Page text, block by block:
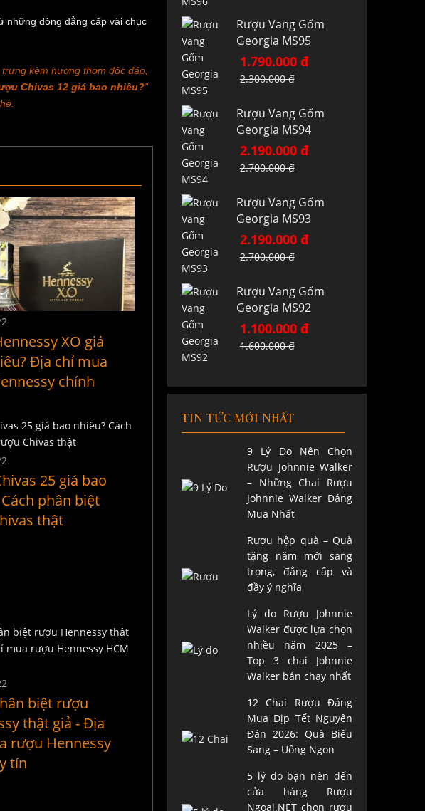
những dòng đẳng cấp vài chục
kèm hương thơm độc đáo,
Chivas 12 giá bao nhiêu?”
XO giá
Địa chỉ mua
chính
25 giá bao
phân biệt
thật
biệt rượu
thật giả - Địa
rượu Hennessy
tín
Rượu Vang Gốm
Georgia MS95
1.790.000 đ
2.300.000 đ
Rượu Vang Gốm
Georgia MS94
2.190.000 đ
2.700.000 đ
Rượu Vang Gốm
Georgia MS93
2.190.000 đ
2.700.000 đ
Rượu Vang Gốm
Georgia MS92
1.100.000 đ
1.600.000 đ
TIN TỨC MỚI NHẤT
9 Lý Do Nên Chọn
Rượu Johnnie Walker
– Những Chai Rượu
Johnnie Walker Đáng
Mua Nhất
Rượu hộp quà – Quà
tặng năm mới sang
trọng, đẳng cấp và
đầy ý nghĩa
Lý do Rượu Johnnie
Walker được lựa chọn
nhiều năm 2025 –
Top 3 chai Johnnie
Walker bán chạy nhất
12 Chai Rượu Đáng
Mua Dịp Tết Nguyên
Đán 2026: Quà Biếu
Sang – Uống Ngon
5 lý do bạn nên đến
cửa hàng Rượu
Ngoại.NET chọn rượu